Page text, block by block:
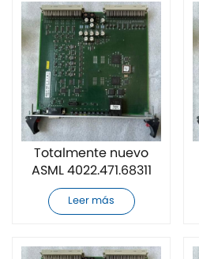
Totalmente nuevo
ASML 4022.471.68311
Módulo de fuente de
alimentación
Leer más